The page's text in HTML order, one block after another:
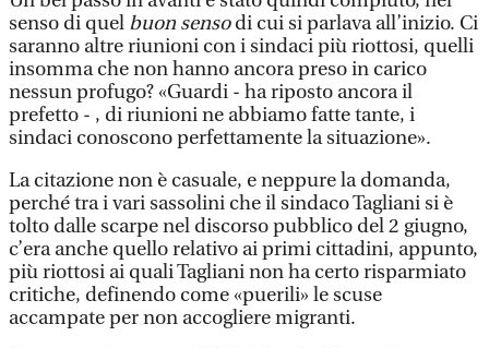
senso di quel buon sensodi cui si parlava all’inizio. Ci
saranno altre riunioni con i sindaci più riottosi, quelli
insomma che non hanno ancora preso in carico
nessun profugo? «Guardi - ha riposto ancora il
prefetto - , di riunioni ne abbiamo fatte tante, i
sindaci conoscono perfettamente la situazione».
La citazione non è casuale, e neppure la domanda,
perché tra i vari sassolini che il sindaco Tagliani si è
tolto dalle scarpe nel discorso pubblico del 2 giugno,
c’era anche quello relativo ai primi cittadini, appunto,
più riottosi ai quali Tagliani non ha certo risparmiato
critiche, definendo come «puerili» le scuse
accampate per non accogliere migranti.